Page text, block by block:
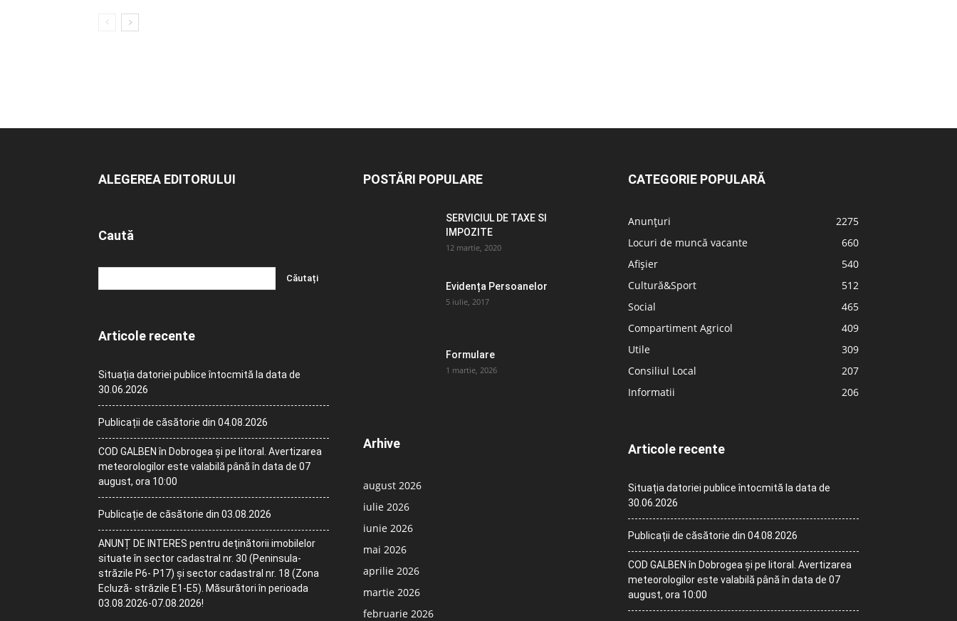
ALEGEREA EDITORULUI
Caută
Articole recente
Situația datoriei publice întocmită la data de
30.06.2026
Publicații de căsătorie din 04.08.2026
COD GALBEN în Dobrogea și pe litoral. Avertizarea
meteorologilor este valabilă până în data de 07
august, ora 10:00
Publicație de căsătorie din 03.08.2026
ANUNȚ DE INTERES pentru deținătorii imobilelor
situate în sector cadastral nr. 30 (Peninsula-
străzile P6- P17) și sector cadastral nr. 18 (Zona
Ecluză- străzile E1-E5). Măsurători în perioada
03.08.2026-07.08.2026!
POSTĂRI POPULARE
SERVICIUL DE TAXE SI
IMPOZITE
12 martie, 2020
Evidența Persoanelor
5 iulie, 2017
Formulare
1 martie, 2026
Arhive
august 2026
iulie 2026
iunie 2026
mai 2026
aprilie 2026
martie 2026
februarie 2026
CATEGORIE POPULARĂ
Anunțuri
2275
Locuri de muncă vacante
660
Afișier
540
Cultură&Sport
512
Social
465
Compartiment Agricol
409
Utile
309
Consiliul Local
207
Informatii
206
Articole recente
Situația datoriei publice întocmită la data de
30.06.2026
Publicații de căsătorie din 04.08.2026
COD GALBEN în Dobrogea și pe litoral. Avertizarea
meteorologilor este valabilă până în data de 07
august, ora 10:00